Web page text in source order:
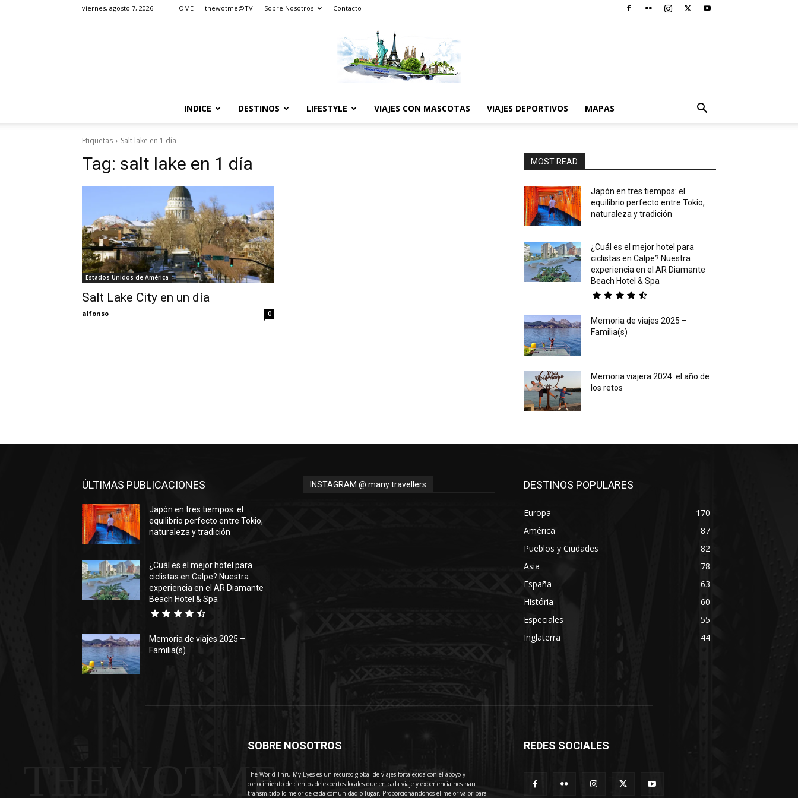
viernes, agosto 7, 2026 HOME thewotme@TV Sobre Nosotros Contacto
INDICE DESTINOS LIFESTYLE VIAJES CON MASCOTAS VIAJES DEPORTIVOS MAPAS
Etiquetas Salt lake en 1 día
Tag: salt lake en 1 día
Estados Unidos de América
Salt Lake City en un día
alfonso 0
MOST READ
Japón en tres tiempos: el
equilibrio perfecto entre Tokio,
naturaleza y tradición
¿Cuál es el mejor hotel para
ciclistas en Calpe? Nuestra
experiencia en el AR Diamante
Beach Hotel & Spa
Memoria de viajes 2025 –
Familia(s)
Memoria viajera 2024: el año de
los retos
ÚLTIMAS PUBLICACIONES
Japón en tres tiempos: el
equilibrio perfecto entre Tokio,
naturaleza y tradición
¿Cuál es el mejor hotel para
ciclistas en Calpe? Nuestra
experiencia en el AR Diamante
Beach Hotel & Spa
Memoria de viajes 2025 –
Familia(s)
INSTAGRAM @ many travellers DESTINOS POPULARES
Europa
170
América
87
Pueblos y Ciudades
82
Asia
78
España
63
História
60
Especiales
55
Inglaterra
44
THEWOTME
SOBRE NOSOTROS
The World Thru My Eyes es un recurso global de viajes fortalecida con el apoyo y
conocimiento de cientos de expertos locales que en cada viaje y experiencia nos han
transmitido lo mejor de cada comunidad o lugar. Proporcionándonos el mejor valor para
REDES SOCIALES